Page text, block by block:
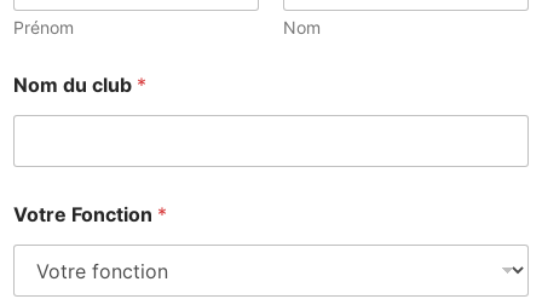
Prénom Nom
Nom du club *
Votre Fonction *